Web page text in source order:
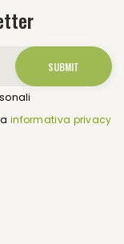
informativa privacy